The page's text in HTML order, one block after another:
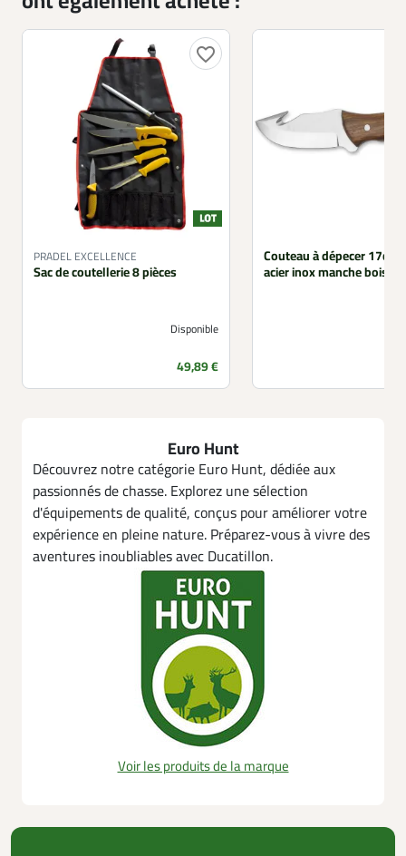
favorite_border
PRADEL EXCELLENCE
Sac de coutellerie 8 pièces
Disponible
Prix
49,89 €
Couteau à dépecer 17cm
acier inox manche bois
Euro Hunt
Découvrez notre catégorie Euro Hunt, dédiée aux
passionnés de chasse. Explorez une sélection
d'équipements de qualité, conçus pour améliorer votre
expérience en pleine nature. Préparez-vous à vivre des
aventures inoubliables avec Ducatillon.
Voir les produits de la marque